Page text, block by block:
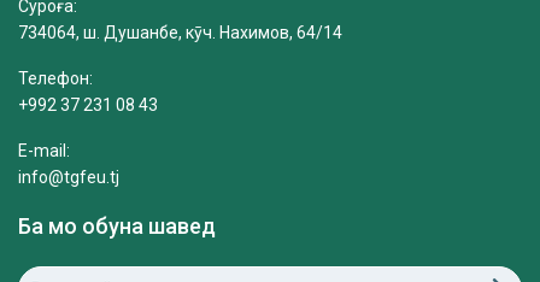
Суроға:
734064, ш. Душанбе, кӯч. Нахимов, 64/14
Телефон:
+992 37 231 08 43
E-mail:
info@tgfeu.tj
Ба мо обуна шавед